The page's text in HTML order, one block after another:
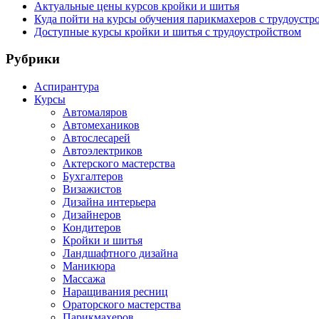
Актуальные цены курсов кройки и шитья
Куда пойти на курсы обучения парикмахеров с
Доступные курсы кройки и шитья с трудоустройством
Рубрики
Аспирантура
Курсы
Автомаляров
Автомехаников
Автослесарей
Автоэлектриков
Актерского мастерства
Бухгалтеров
Визажистов
Дизайна интерьера
Дизайнеров
Кондитеров
Кройки и шитья
Ландшафтного дизайна
Маникюра
Массажа
Наращивания ресниц
Ораторского мастерства